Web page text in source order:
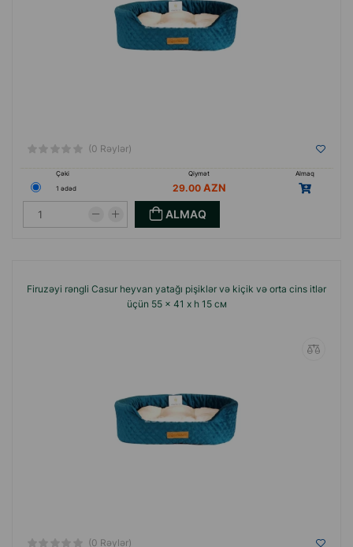
(0 Rəylər)
Çəki Qiymət
Almaq
1 ədəd
29.00
ALMAQ
Firuzəyi rəngli Casur heyvan yatağı pişiklər və kiçik və orta cins itlər
üçün 55 x 41 x h 15 см
(0 Rəylər)